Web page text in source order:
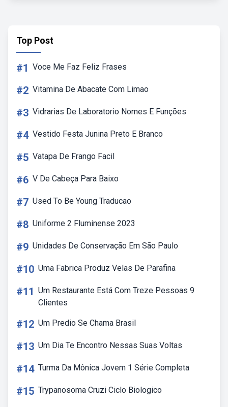
Top Post
#1 Voce Me Faz Feliz Frases
#2 Vitamina De Abacate Com Limao
#3 Vidrarias De Laboratorio Nomes E Funções
#4 Vestido Festa Junina Preto E Branco
#5 Vatapa De Frango Facil
#6 V De Cabeça Para Baixo
#7 Used To Be Young Traducao
#8 Uniforme 2 Fluminense 2023
#9 Unidades De Conservação Em São Paulo
#10 Uma Fabrica Produz Velas De Parafina
#11 Um Restaurante Está Com Treze Pessoas 9
Clientes
#12 Um Predio Se Chama Brasil
#13 Um Dia Te Encontro Nessas Suas Voltas
#14 Turma Da Mônica Jovem 1 Série Completa
#15 Trypanosoma Cruzi Ciclo Biologico